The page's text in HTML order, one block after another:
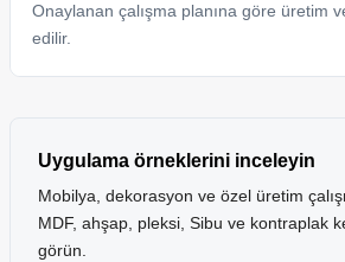
Onaylanan çalışma planına göre üretim
edilir.
Uygulama örneklerini inceleyin
Mobilya, dekorasyon ve özel üretim
MDF, ahşap, pleksi, Sibu ve kontraplak
görün.